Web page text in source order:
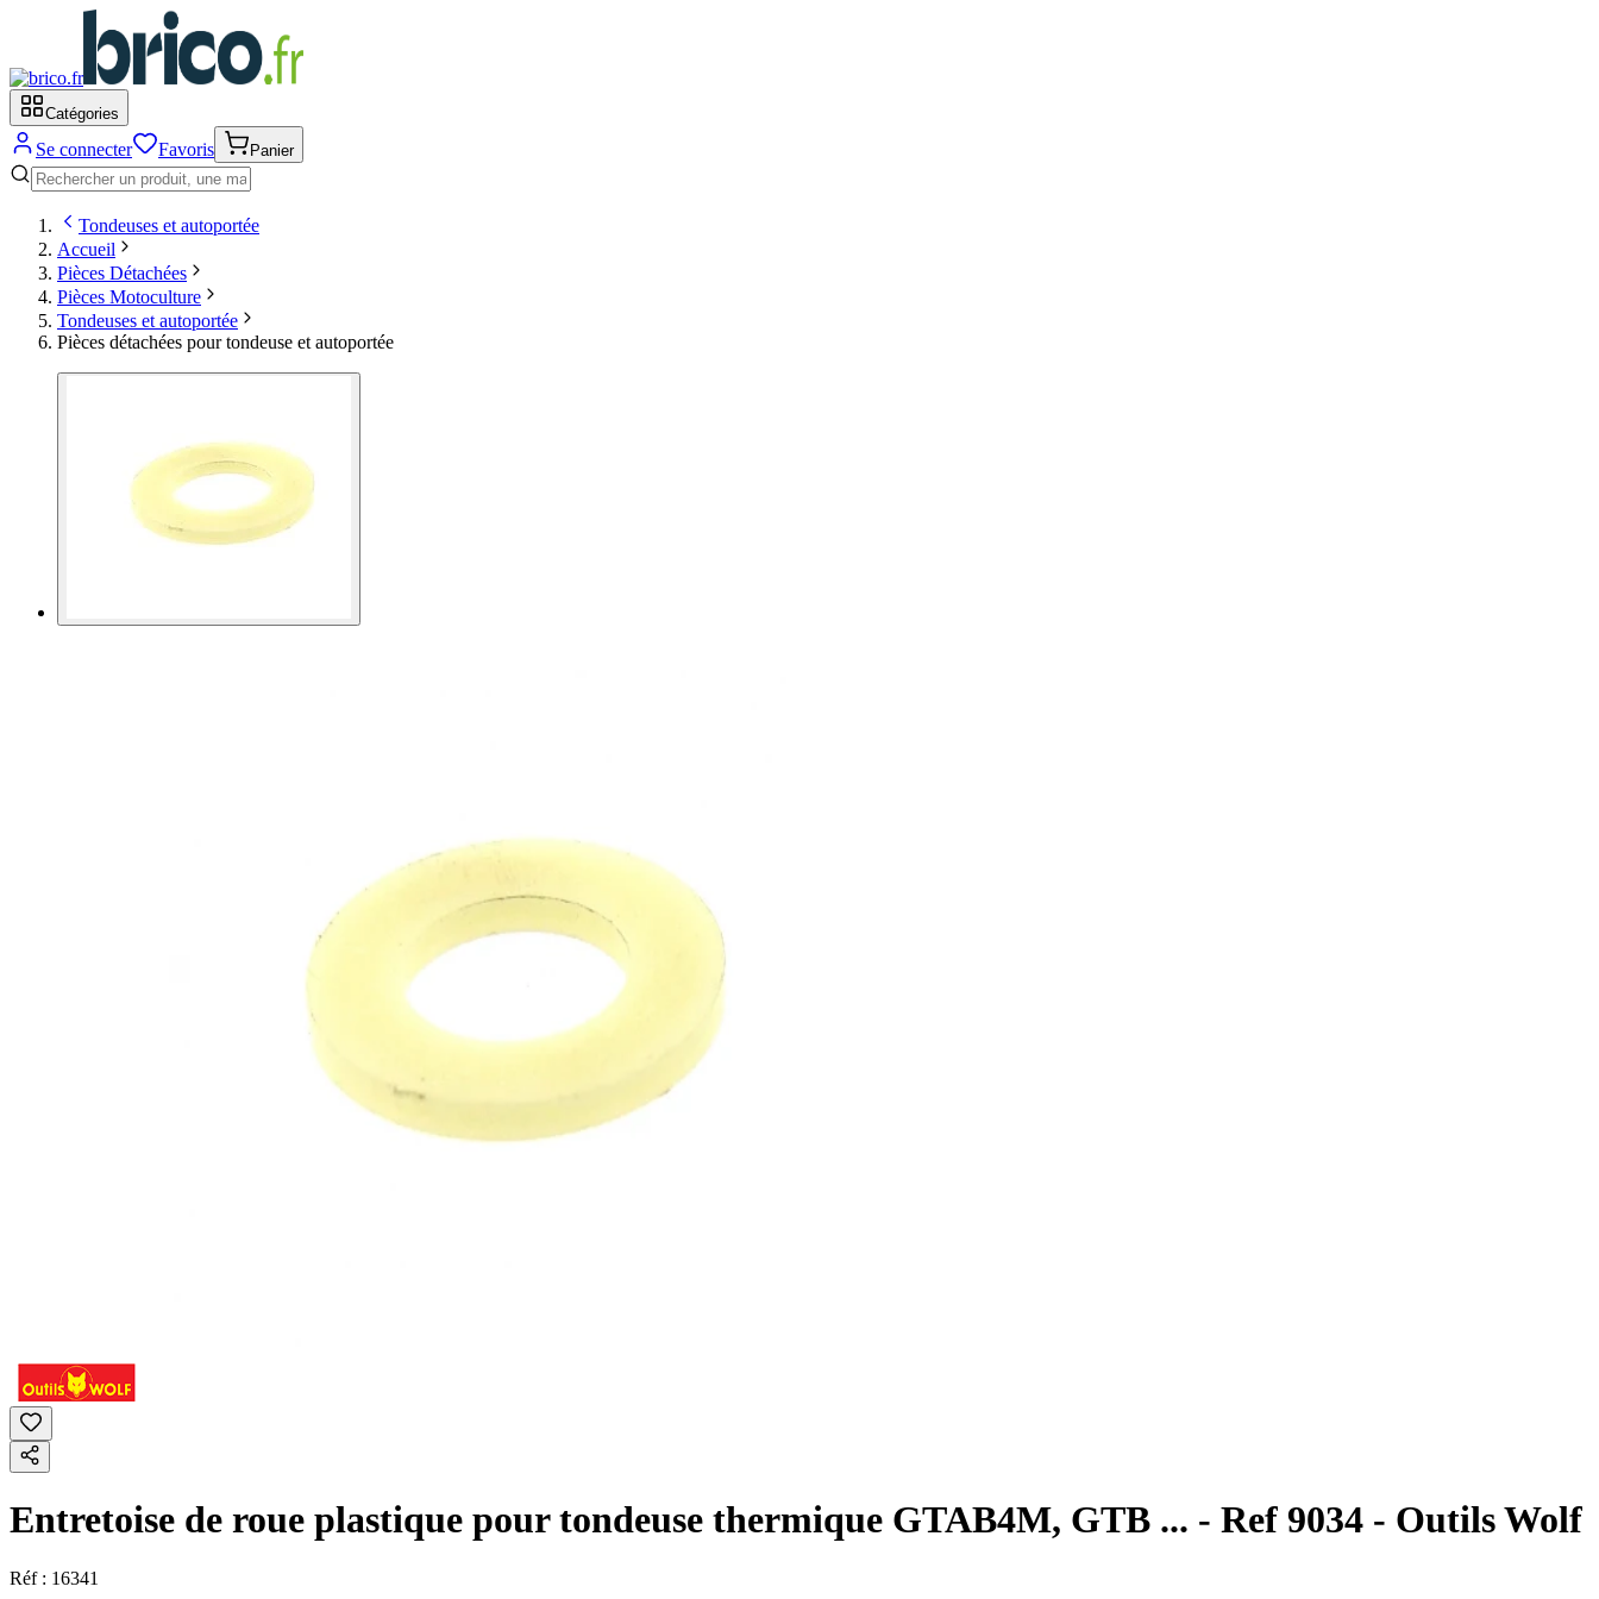
Catégories
Se connecter Favoris Panier
Tondeuses et autoportée
Accueil
Pièces Détachées
Pièces Motoculture
Tondeuses et autoportée
Pièces détachées pour tondeuse et autoportée
Entretoise de roue plastique pour tondeuse thermique GTAB4M, GTB ... - Ref 9034 - Outils Wolf
Réf : 16341